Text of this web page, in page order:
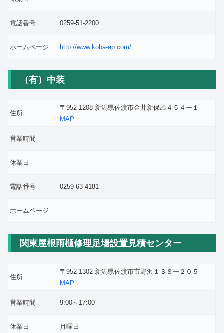
電話番号 0259-51-2200
ホームページ http://www.koba-ap.com/
（有）中装
住所
〒952-1208 新潟県佐渡市金井新保乙４５４ー１
MAP
営業時間 ―
休業日 ―
電話番号 0259-63-4181
ホームページ ―
関東屋根雨樋修理足場設置見積センター
住所
〒952-1302 新潟県佐渡市市野沢１３８ー２０５
MAP
営業時間 9:00～17:00
休業日 月曜日